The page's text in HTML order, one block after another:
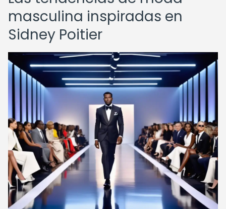
masculina inspiradas en
Sidney Poitier